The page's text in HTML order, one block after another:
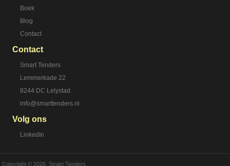
Boek
Blog
Contact
Contact
Smart Tenders
Lemmerkade 22
8244 DC Lelystad
info@smarttenders.nl
Volg ons
LinkedIn
Copyright © 2026, Smart Tenders